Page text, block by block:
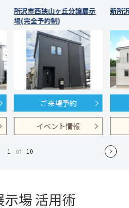
所沢市西狭山ヶ丘分譲展示
場(完全予約制)
ご来場予約
イベント情報
新所
1 of 10
示場 活用術